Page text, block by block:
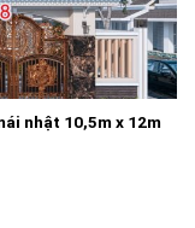
nhật 10,5m x 12m